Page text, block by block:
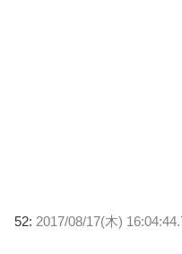
52: 2017/08/17(木)